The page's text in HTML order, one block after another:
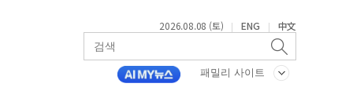
2026.08.08 (토) | ENG | 中文
패밀리 사이트